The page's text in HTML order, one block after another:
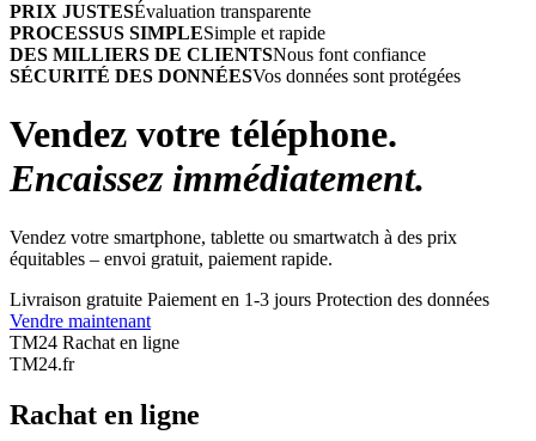
PRIX JUSTESÉvaluation transparente
PROCESSUS SIMPLESimple et rapide
DES MILLIERS DE CLIENTSNous font confiance
SÉCURITÉ DES DONNÉESVos données sont protégées
Vendez votre téléphone.
Encaissez immédiatement.
Vendez votre smartphone, tablette ou smartwatch à des prix
équitables – envoi gratuit, paiement rapide.
Livraison gratuite Paiement en 1-3 jours Protection des données
Vendre maintenant
TM24 Rachat en ligne
TM24.fr
Rachat en ligne